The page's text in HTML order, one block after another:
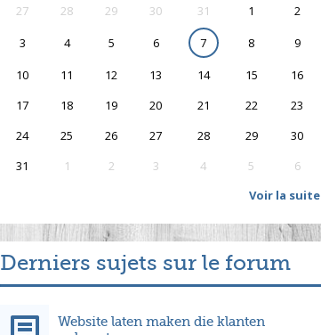
27 28 29 30 31 1
2
3
4 5 6 7 8
9
10
11 12 13 14 15
16
17
18 19 20 21 22
23
24
25 26 27 28 29
30
31
1 2 3 4 5
6
Voir la suite
Derniers sujets sur le forum
Website laten maken die klanten